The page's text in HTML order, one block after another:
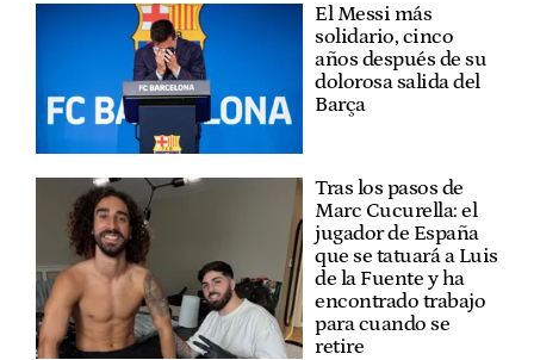
El Messi más
solidario, cinco
años después de su
dolorosa salida del
Barça
Tras los pasos de
Marc Cucurella: el
jugador de España
que se tatuará a Luis
de la Fuente y ha
encontrado trabajo
para cuando se
retire